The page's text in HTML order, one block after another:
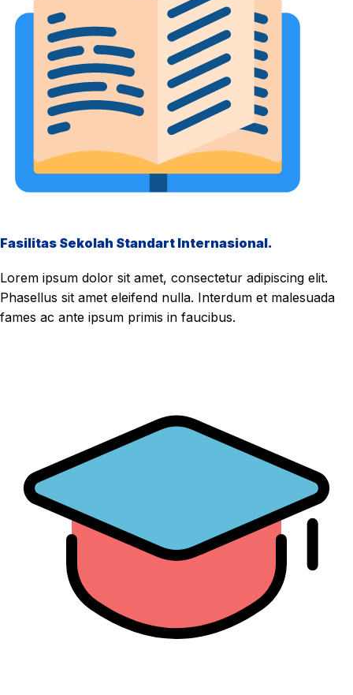
Fasilitas Sekolah Standart Internasional.
Lorem ipsum dolor sit amet, consectetur adipiscing elit.
Phasellus sit amet eleifend nulla. Interdum et malesuada
fames ac ante ipsum primis in faucibus.